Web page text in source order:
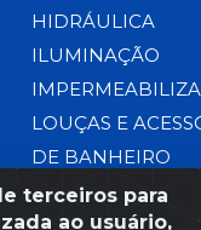
terceiros para
ao usuário,
HIDRÁULICA
ILUMINAÇÃO
LOUÇAS E
DE BANHEIRO